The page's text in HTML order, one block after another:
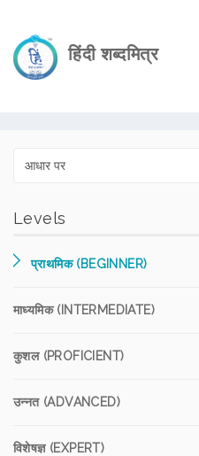
हिंदी शब्दमित्र
Levels
प्राथमिक (BEGINNER)
माध्यमिक (INTERMEDIATE)
कुशल (PROFICIENT)
उन्नत (ADVANCED)
विशेषज्ञ (EXPERT)